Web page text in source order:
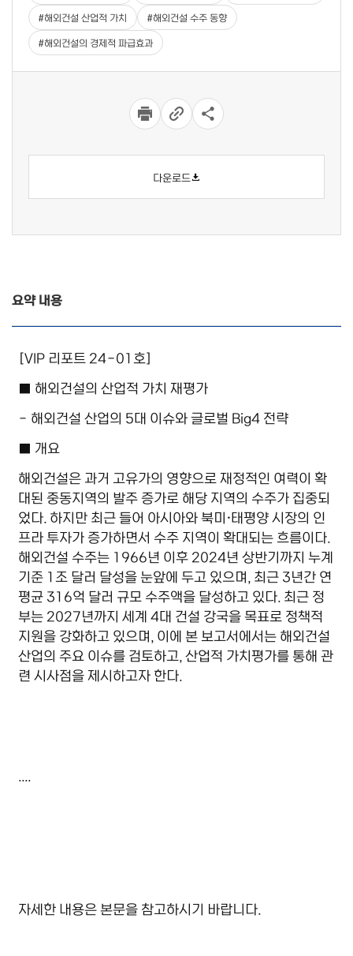
#해외건설 산업적 가치 #해외건설 수주 동향
#해외건설의 경제적 파급효과
다운로드
요약 내용
[VIP 리포트 24-01 호]
■ 해외건설의 산업적 가치 재평가
- 해외건설 산업의 5대 이슈와 글로벌 Big4 전략
■ 개요
해외건설은 과거 고유가의 영향으로 재정적인 여력이 확
대된 중동지역의 발주 증가로 해당 지역의 수주가 집중되
었다 하지만 최근 들어 아시아와 북미·태평양 시장의 인
프라 투자가 증가하면서 수주 지역이 확대되는 흐름이다
해외건설 수주는 1966년 이후 2024년 상반기까지 누계
기준 1 조 달러 달성을 눈앞에 두고 있으며 최근 3년간 연
평균 316억 달러 규모 수주액을 달성하고 있다 최근 정
부는 2027년까지 세계 4대 건설 강국을 목표로 정책적
지원을 강화하고 있으며 이에 본 보고서에서는 해외건설
산업의 주요 이슈를 검토하고 산업적 가치평가를 통해 관
련 시사점을 제시하고자 한다
자세한 내용은 본문을 참고하시기 바랍니다